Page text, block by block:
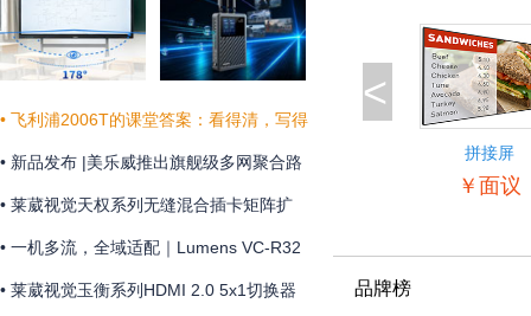
• 飞利浦2006T的课堂答案：看得清，写得
真，听得明
• 新品发布 |美乐威推出旗舰级多网聚合路
由器Pro Router Max，为关键业务提供更
稳定可靠的网络连接
• 莱葳视觉天权系列无缝混合插卡矩阵扩
展和维护方便
• 一机多流，全域适配｜Lumens VC-R32
摄像机全新上市
• 莱葳视觉玉衡系列HDMI 2.0 5x1切换器
<
拼接屏
￥面议
品牌榜